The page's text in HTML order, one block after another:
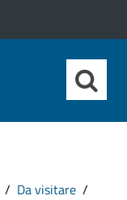
Da visitare